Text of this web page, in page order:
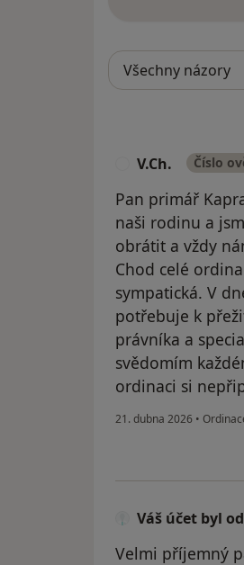
V.Ch. Číslo
Pan primář
naši rodinu a
obrátit a vždy
Chod celé
sympatická. V
potřebuje k
právníka a
svědomím
ordinaci si
21. dubna 2026 •
Váš účet byl
Velmi příjemný